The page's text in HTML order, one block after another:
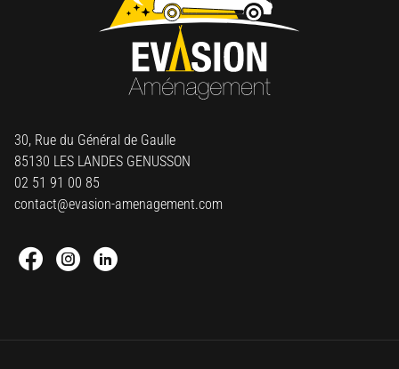
30, Rue du Général de Gaulle
85130 LES LANDES GENUSSON
02 51 91 00 85
contact@evasion-amenagement.com
Facebook : Round
Instagram : Round
Linkedin : Round